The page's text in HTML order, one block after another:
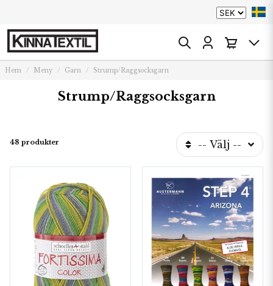
Hem Meny Garn Strump/Raggsocksgarn
Strump/Raggsocksgarn
48 produkter -- Välj --